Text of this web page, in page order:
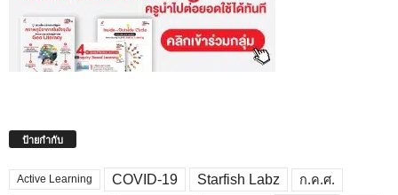
ป้ายกำกับ
Active Learning COVID-19 Starfish Labz ก.ค.ศ.